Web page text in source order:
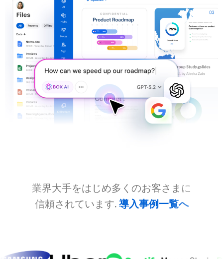
業界大手をはじめ多くのお客さまに
信頼されています. 導入事例一覧へ